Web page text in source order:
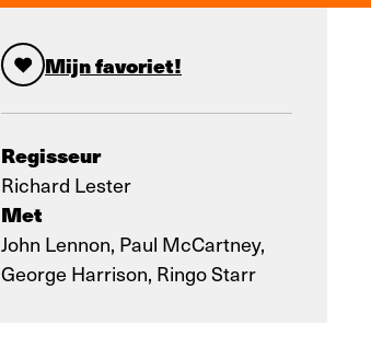
Mijn favoriet!
Regisseur
Richard Lester
Met
John Lennon, Paul McCartney,
George Harrison, Ringo Starr